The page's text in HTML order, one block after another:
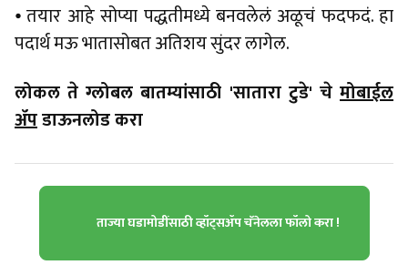
⦁ तयार आहे सोप्या पद्धतीमध्ये बनवलेलं अळूचं फदफदं. हा
पदार्थ मऊ भातासोबत अतिशय सुंदर लागेल.
लोकल ते ग्लोबल बातम्यांसाठी 'सातारा टुडे' चे मोबाईल
ॲपडाऊनलोड करा
ताज्या घडामोडींसाठी व्हॉट्सॲप चॅनेलला फॉलो करा !